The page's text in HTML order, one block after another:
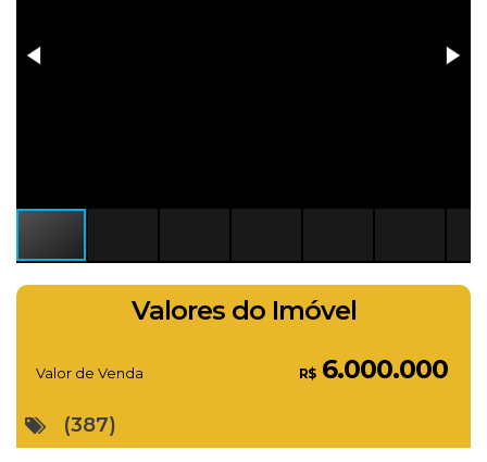
Valores do Imóvel
R$6.000.000
Valor de Venda
(387)